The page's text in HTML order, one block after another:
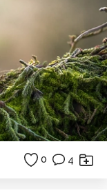
0 4